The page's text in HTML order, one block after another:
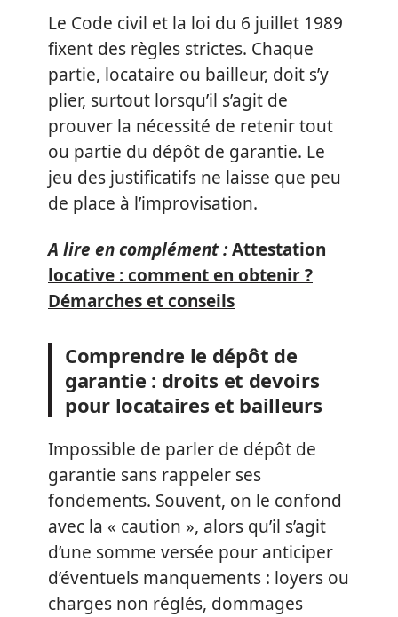
Le Code civil et la loi du 6 juillet 1989
fixent des règles strictes. Chaque
partie, locataire ou bailleur, doit s’y
plier, surtout lorsqu’il s’agit de
prouver la nécessité de retenir tout
ou partie du dépôt de garantie. Le
jeu des justificatifs ne laisse que peu
de place à l’improvisation.
A lire en complément :Attestation
locative : comment en obtenir ?
Démarches et conseils
Comprendre le dépôt de
garantie : droits et devoirs
pour locataires et bailleurs
Impossible de parler de dépôt de
garantie sans rappeler ses
fondements. Souvent, on le confond
avec la « caution », alors qu’il s’agit
d’une somme versée pour anticiper
d’éventuels manquements : loyers ou
charges non réglés, dommages